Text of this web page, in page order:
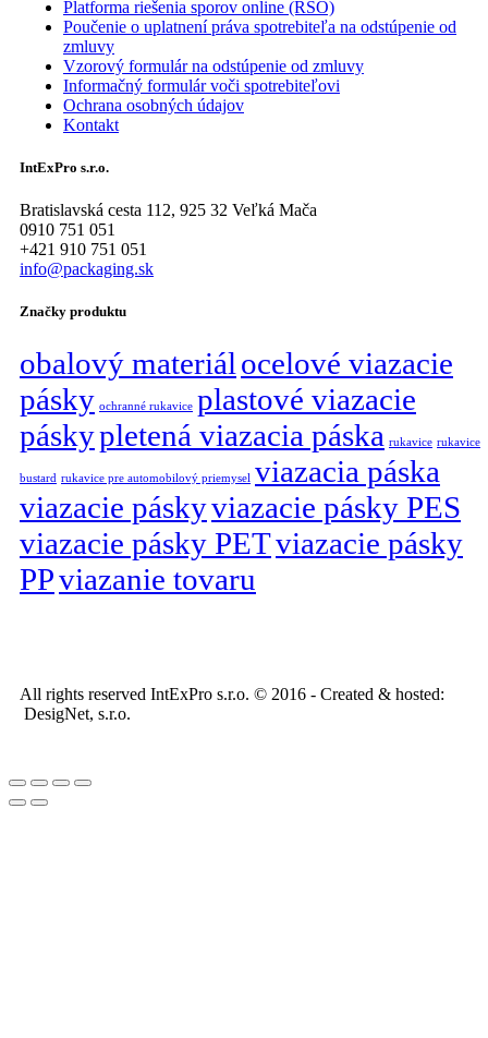
Platforma riešenia sporov online (RSO)
Poučenie o uplatnení práva spotrebiteľa na odstúpenie od
zmluvy
Vzorový formulár na odstúpenie od zmluvy
Informačný formulár voči spotrebiteľovi
Ochrana osobných údajov
Kontakt
IntExPro s.r.o.
Bratislavská cesta 112, 925 32 Veľká Mača
0910 751 051
+421 910 751 051
info@packaging.sk
Značky produktu
obalový materiál ocelové viazacie
pásky ochranné rukavice plastové viazacie
páskypletená viazacia páska rukavice rukavice
bustard rukavice pre automobilový priemysel viazacia páska
viazacie páskyviazacie pásky PES
viazacie pásky PETviazacie pásky
PPviazanie tovaru
All rights reserved IntExPro s.r.o. © 2016 - Created & hosted:
DesigNet, s.r.o.